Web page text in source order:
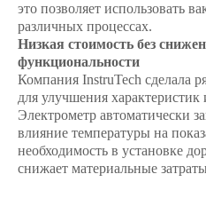
это позволяет использовать
различных процессах.
Низкая стоимость без
функциональности
Компания InstruTech сделала
для улучшения
Электрометр автоматически
влияние температуры на
необходимость в установке
снижает материальные